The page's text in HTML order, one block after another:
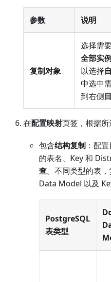
参数 说明
复制对象
选择需
全部实
以选择
中选中
到右侧
在配置映射页签，根据所
包含结构复制 ：配
的表名、Key 和
查。不同类型的表
Data Model 以及
PostgreSQL
表类型